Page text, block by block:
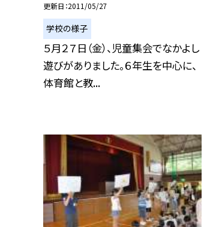
更新日 2011/05/27
学校の様子
５月２７日（金）、児童集会でなかよし
遊びがありました。６年生を中心に、
体育館と教...